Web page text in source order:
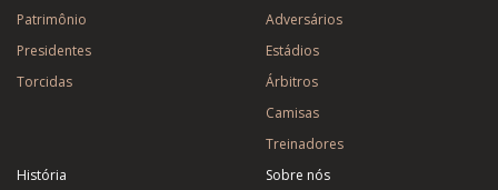
Patrimônio
Presidentes
Torcidas
Adversários
Estádios
Árbitros
Camisas
Treinadores
História
Sobre nós